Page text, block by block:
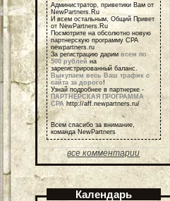
Администратор, приветики Вам от
NewPartners.Ru
И всем остальным, Общий Привет
от NewPartners.Ru
Посмотрите на обсолютно новую
партнерскую программу СРА
newpartners.ru
За регистрацию дарим всем по
500 рублей на
зарегистрированный баланс.
Выкупаем весь Ваш трафик с
сайта за дорого!
Узнай подробнее в партнерке -
ПАРТНЕРСКАЯ ПРОГРАММА
СРА http://aff.newpartners.ru/
Всем спасибо за внимание,
команда NewPartners
все комментарии
Календарь